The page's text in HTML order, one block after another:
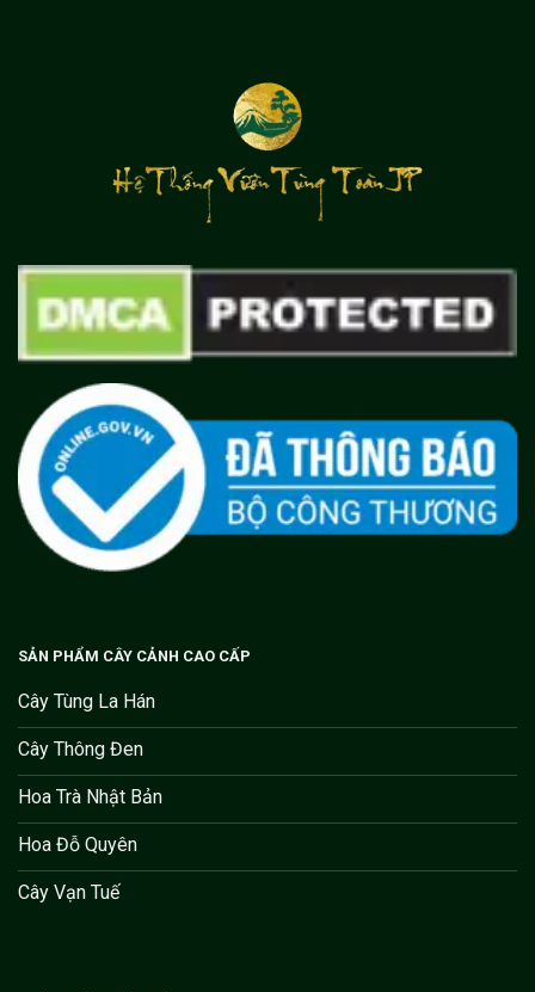
SẢN PHẨM CÂY CẢNH CAO CẤP
Cây Tùng La Hán
Cây Thông Đen
Hoa Trà Nhật Bản
Hoa Đỗ Quyên
Cây Vạn Tuế